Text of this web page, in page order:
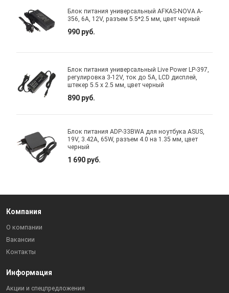
Блок питания универсальный AFKAS-NOVA A-
356, 6A, 12V, разъем 5.5*2.5 мм, цвет черный
990 руб.
Блок питания универсальный Live Power LP-397,
регулировка 3-12V, ток до 5A, LCD дисплей,
штекер 5.5 x 2.5 мм, цвет черный
890 руб.
Блок питания ADP-33BWA для ноутбука ASUS,
19V, 3.42A, 65W, разъем 4.0 на 1.35 мм, цвет
черный
1 690 руб.
Компания
О компании
Вакансии
Контакты
Информация
Акции и спецпредложения